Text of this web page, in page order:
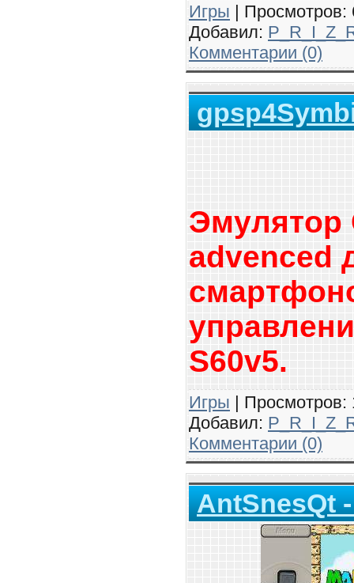
Игры | Просмотров:
Добавил:
Комментарии (0)
Эмyлятop
advenced
S60v5.
Игры | Просмотров:
Добавил:
Комментарии (0)
AntSnesQt